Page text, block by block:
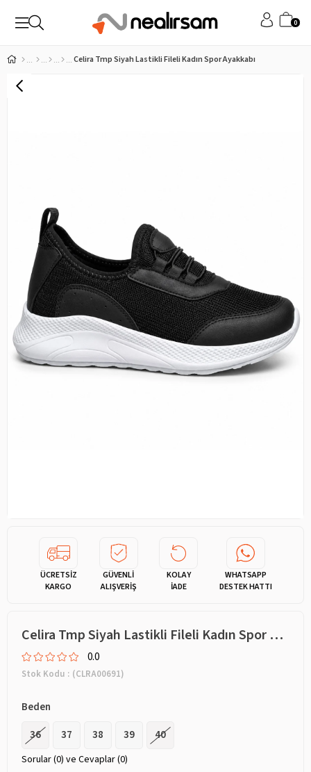
0
Celira Tmp Siyah Lastikli Fileli Kadın Spor Ayakkabı
ÜCRETSİZ
KARGO
GÜVENLİ
ALIŞVERİŞ
KOLAY
İADE
WHATSAPP
DESTEK HATTI
Celira Tmp Siyah Lastikli Fileli Kadın Spor Ayakkabı
0.0
Stok Kodu (CLRA00691)
Beden
36
37 38 39 40
Sorular (0) ve Cevaplar (0)